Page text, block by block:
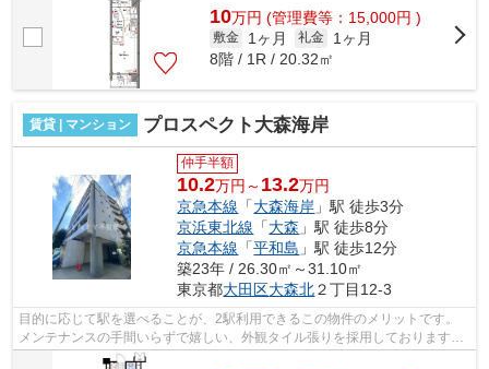
10万円 (管理費等：15,000円 )
敷金 1ヶ月 礼金
1ヶ月
8階 / 1R / 20.32㎡
賃貸 | マンション プロスペクト大森海岸
仲手半額
10.2万円～ 13.2万円
京急本線 「大森海岸 」駅 徒歩3分
京浜東北線 「大森 」駅 徒歩8分
京急本線 「平和島 」駅 徒歩12分
築23年 / 26.30㎡～31.10㎡
東京都大田区大森北２丁目12-3
目的に応じて駅を選べることが、2駅利用できるこの物件のメリットです。
メンテナンスの手間いらずで嬉しい、外観タイル張りを採用しております。
こちらはマンションタイプになります。...